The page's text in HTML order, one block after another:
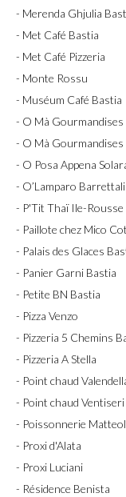
- Merenda Ghjulia
- Met Café Bastia
- Met Café Pizzeria
- Monte Rossu
- Muséum Café Bastia
- O Mà Gourmandises
- O Mà Gourmandises
- O Posa Appena
- O’Lamparo Barrettali
- P'Tit Thaï Ile-Rousse
- Paillote chez Mico
- Palais des Glaces
- Panier Garni Bastia
- Petite BN Bastia
- Pizza Venzo
- Pizzeria 5 Chemins
- Pizzeria A Stella
- Point chaud
- Point chaud Ventiseri
- Poissonnerie
- Proxi d'Alata
- Proxi Luciani
- Résidence Benista